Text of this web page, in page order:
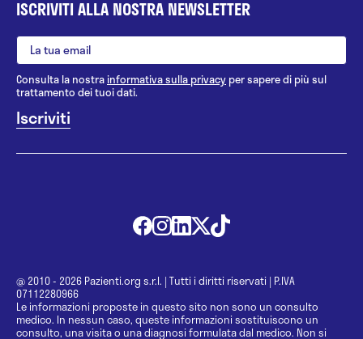
ISCRIVITI ALLA NOSTRA NEWSLETTER
Consulta la nostrainformativa sulla privacy per sapere di più sul
trattamento dei tuoi dati.
@ 2010 - 2026 Pazienti.org s.r.l. | Tutti i diritti riservati | P.IVA
07112280966
Le informazioni proposte in questo sito non sono un consulto
medico. In nessun caso, queste informazioni sostituiscono un
consulto, una visita o una diagnosi formulata dal medico. Non si